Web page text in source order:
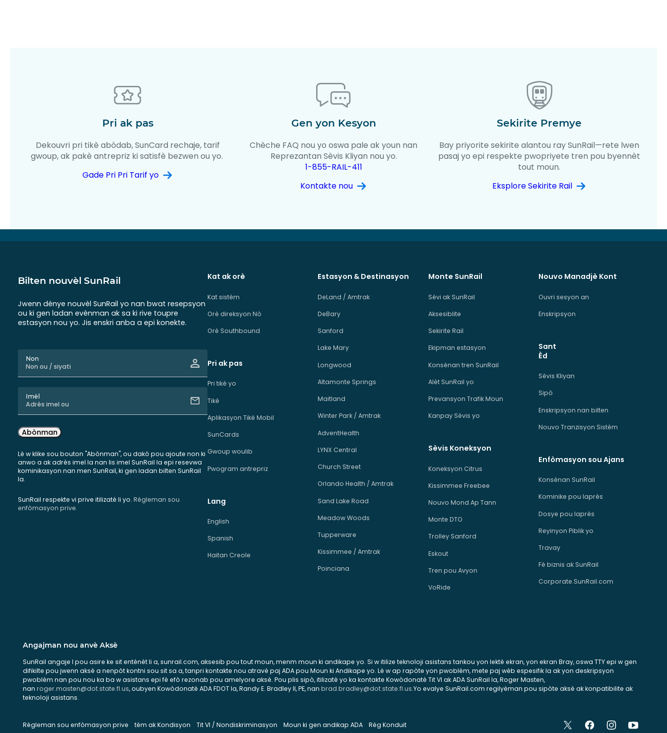
Pri ak pas
Dekouvri pri tikè abòdab, SunCard rechaje, tarif
gwoup, ak pakè antrepriz ki satisfè bezwen ou yo.
Gade Pri Pri Tarif yo
Gen yon Kesyon
Chèche FAQ nou yo oswa pale ak youn nan
Reprezantan Sèvis Kliyan nou yo.
1-855-RAIL-411
Kontakte nou
Sekirite Premye
Bay priyorite sekirite alantou ray SunRail—rete lwen
pasaj yo epi respekte pwopriyete tren pou byennèt
tout moun.
Eksplore Sekirite Rail
Bilten nouvèl SunRail
Jwenn dènye nouvèl SunRail yo nan bwat resepsyon
ou ki gen ladan evènman ak sa ki rive toupre
estasyon nou yo. Jis enskri anba a epi konekte.
Non
Imèl
Abònman
Lè w klike sou bouton "Abònman", ou dakò pou ajoute non ki
anwo a ak adrès imel la nan lis imel SunRail la epi resevwa
kominikasyon nan men SunRail, ki gen ladan bilten SunRail
la.
SunRail respekte vi prive itilizatè li yo. Règleman sou
enfòmasyon prive.
Kat ak orè
Kat sistèm
Orè direksyon Nò
Orè Southbound
Pri ak pas
Pri tikè yo
Tikè
Aplikasyon Tikè Mobil
SunCards
Gwoup woulib
Pwogram antrepriz
Lang
English
Spanish
Haitan Creole
Estasyon & Destinasyon
DeLand / Amtrak
DeBary
Sanford
Lake Mary
Longwood
Altamonte Springs
Maitland
Winter Park / Amtrak
AdventHealth
LYNX Central
Church Street
Orlando Health / Amtrak
Sand Lake Road
Meadow Woods
Tupperware
Kissimmee / Amtrak
Poinciana
Monte SunRail
Sèvi ak SunRail
Aksesiblite
Sekirite Rail
Ekipman estasyon
Konsènan tren SunRail
Alèt SunRail yo
Prevansyon Trafik Moun
Kanpay Sèvis yo
Sèvis Koneksyon
Koneksyon Citrus
Kissimmee Freebee
Nouvo Mond Ap Tann
Monte DTO
Trolley Sanford
Eskout
Tren pou Avyon
VoRide
Nouvo Manadjè Kont
Ouvri sesyon an
Enskripsyon
Sant
Èd
Sèvis Kliyan
Sipò
Enskripsyon nan bilten
Nouvo Tranzisyon Sistèm
Enfòmasyon sou Ajans
Konsènan SunRail
Kominike pou laprès
Dosye pou laprès
Reyinyon Piblik yo
Travay
Fè biznis ak SunRail
Corporate.SunRail.com
Angajman nou anvè Aksè
SunRail angaje l pou asire ke sit entènèt li a, sunrail.com, aksesib pou tout moun, menm moun ki andikape yo. Si w itilize teknoloji asistans tankou yon lektè ekran, yon ekran Bray, oswa TTY epi w gen
difikilte pou jwenn aksè a nenpòt kontni sou sit sa a, tanpri kontakte nou atravè paj ADA pou Moun ki Andikape yo. Lè w ap rapòte yon pwoblèm, mete paj wèb espesifik la ak yon deskripsyon
pwoblèm nan pou nou ka ba w asistans epi fè efò rezonab pou amelyore aksè. Pou plis sipò, itilizatè yo ka kontakte Kowòdonatè Tit VI ak ADA SunRail la, Roger Masten,
nan roger.masten@dot.state.fl.us, oubyen Kowòdonatè ADA FDOT la, Randy E. Bradley II, PE, nan brad.bradley@dot.state.fl.us.Yo evalye SunRail.com regilyèman pou sipòte aksè ak konpatibilite ak
teknoloji asistans.
Règleman sou enfòmasyon prive tèm ak Kondisyon Tit VI / Nondiskriminasyon Moun ki gen andikap ADA Règ Konduit